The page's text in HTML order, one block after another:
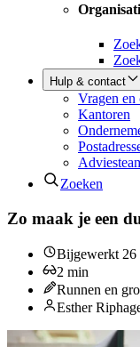
Hulp & contact
Vragen en
Kantoren
Zoeken
Zo maak je een
Bijgewerkt 26
2 min
Runnen en
Esther